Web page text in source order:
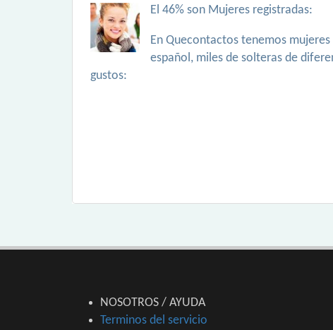
El 46% son Mujeres registradas:
En Quecontactos tenemos
español, miles de solteras de
gustos:
NOSOTROS / AYUDA
Terminos del servicio